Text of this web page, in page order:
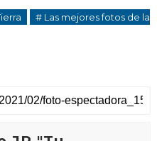
# Las mejores fotos de la